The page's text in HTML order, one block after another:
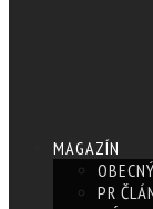
MAGAZÍN
PR